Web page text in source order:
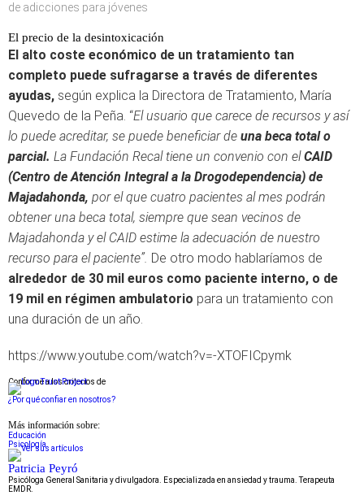
de adicciones para jóvenes
El precio de la desintoxicación
El alto coste económico de un tratamiento tan
completo puede sufragarse a través de diferentes
ayudas, según explica la Directora de Tratamiento, María
Quevedo de la Peña. “El usuario que carece de recursos y así
lo puede acreditar, se puede beneficiar de una beca total o
parcial. La Fundación Recal tiene un convenio con elCAID
(Centro de Atención Integral a la Drogodependencia) de
Majadahonda, por el que cuatro pacientes al mes podrán
obtener una beca total, siempre que sean vecinos de
Majadahonda y el CAID estime la adecuación de nuestro
recurso para el paciente”. De otro modo hablaríamos de
alrededor de 30 mil euros como paciente interno, o de
19 mil en régimen ambulatorio para un tratamiento con
una duración de un año.
https://www.youtube.com/watch?v=-XTOFICpymk
Conforme a los criterios de
¿Por qué confiar en nosotros?
Más información sobre:
Educación
Psicología
Patricia Peyró
Psicóloga General Sanitaria y divulgadora. Especializada en ansiedad y trauma. Terapeuta
EMDR.